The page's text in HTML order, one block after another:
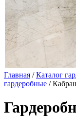
Главная /Каталог
гардеробные /